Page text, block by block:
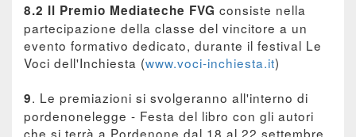
8.2 Il Premio Mediateche FVG consiste nella
partecipazione della classe del vincitore a un
evento formativo dedicato, durante il festival Le
Voci dell'Inchiesta (www.voci-inchiesta.it)
9. Le premiazioni si svolgeranno all'interno di
pordenonelegge - Festa del libro con gli autori
che si terrà a Pordenone dal 18 al 22 settembre